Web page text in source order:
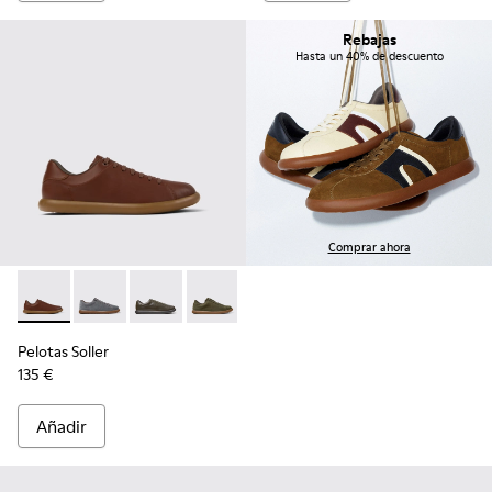
Pelotas Soller - K101003-004 - Zapatillas de piel marrones
Pelotas Soller - K101003-015
Pelotas Soller - K101003-014 - Zapatillas de
Pelotas Soller - K101003-009
Pelotas Soller
135 €
Añadir
Rebajas
Hasta un 40% de descuento
Comprar ahora